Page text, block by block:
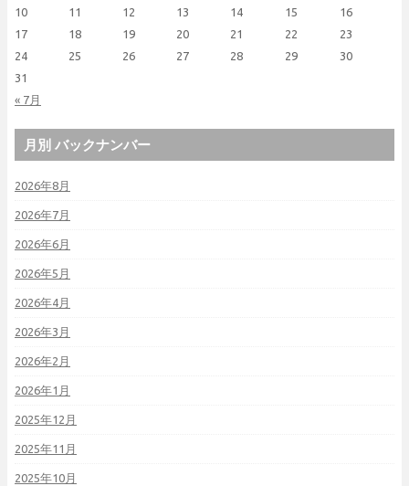
« 7月
10 11 12 13 14 15
16
17
18 19 20 21 22
23
24
25 26 27 28 29
30
31
月別 バックナンバー
2026年8月
2026年7月
2026年6月
2026年5月
2026年4月
2026年3月
2026年2月
2026年1月
2025年12月
2025年11月
2025年10月